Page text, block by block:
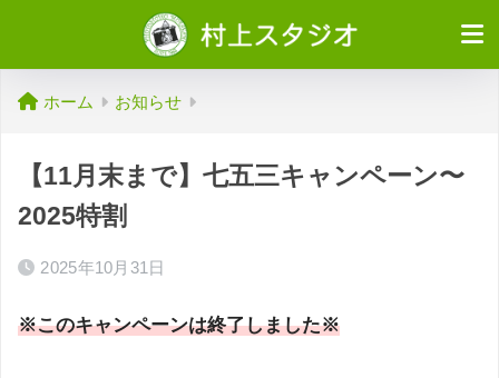
ホーム お知らせ
【11月末まで】七五三キャンペーン〜
2025特割
2025年10月31日
※このキャンペーンは終了しました※